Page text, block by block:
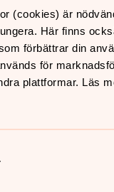
(cookies) är
Här finns
förbättrar din
för
plattformar. Läs